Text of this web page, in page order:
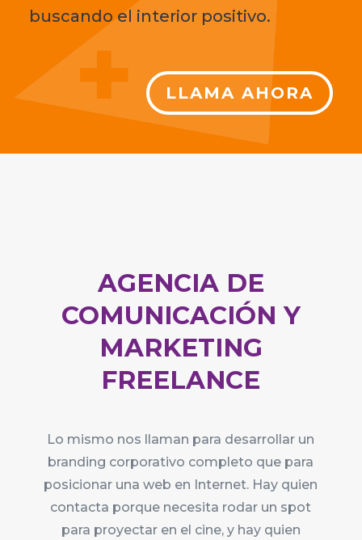
buscando el interior positivo.
LLAMA AHORA
AGENCIA DE
COMUNICACIÓN Y
MARKETING
FREELANCE
Lo mismo nos llaman para desarrollar un
branding corporativo completo que para
posicionar una web en Internet. Hay quien
contacta porque necesita rodar un spot
para proyectar en el cine, y hay quien